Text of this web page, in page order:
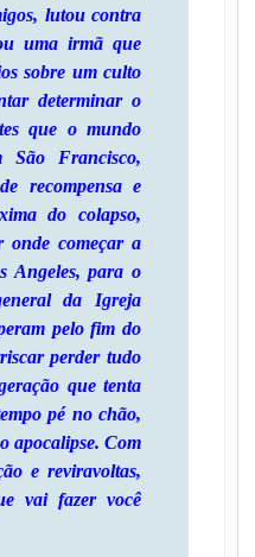
lutou contra
uma irmã que
sobre um culto
determinar o
que o mundo
São Francisco,
recompensa e
do colapso,
onde começar a
Angeles, para o
da Igreja
pelo fim do
perder tudo
que tenta
pé no chão,
apocalipse. Com
e reviravoltas,
vai fazer você